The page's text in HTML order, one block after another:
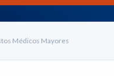
Médicos Mayores